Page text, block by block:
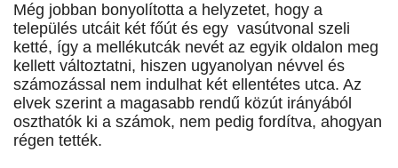
Még jobban bonyolította a helyzetet, hogy a
település utcáit két főút és egy vasútvonal szeli
ketté, így a mellékutcák nevét az egyik oldalon meg
kellett változtatni, hiszen ugyanolyan névvel és
számozással nem indulhat két ellentétes utca. Az
elvek szerint a magasabb rendű közút irányából
oszthatók ki a számok, nem pedig fordítva, ahogyan
régen tették.